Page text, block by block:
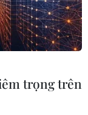
trọng trên